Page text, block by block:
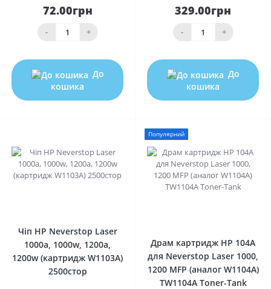
72.00грн
- +
До
кошика
329.00грн
- +
До
кошика
Чіп HP Neverstop Laser
1000a, 1000w, 1200a,
1200w (картридж W1103A)
2500стор
Популярний
Драм картридж HP 104A
для Neverstop Laser 1000,
1200 MFP (аналог W1104A)
TW1104A Toner-Tank